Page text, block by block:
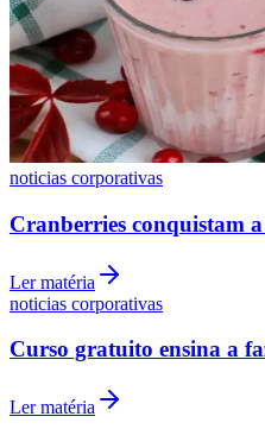
Vasco
noticias corporativas
Cranberries conquistam
Ler matéria
noticias corporativas
Curso gratuito ensina a
Ler matéria